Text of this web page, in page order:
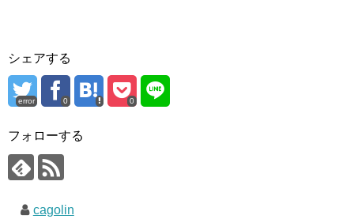
シェアする
error 0 0
フォローする
cagolin